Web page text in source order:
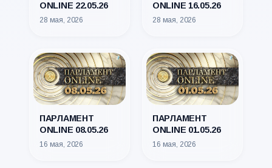
ONLINE 22.05.26
28 мая, 2026
ONLINE 16.05.26
28 мая, 2026
ПАРЛАМЕНТ
ONLINE 08.05.26
16 мая, 2026
ПАРЛАМЕНТ
ONLINE 01.05.26
16 мая, 2026